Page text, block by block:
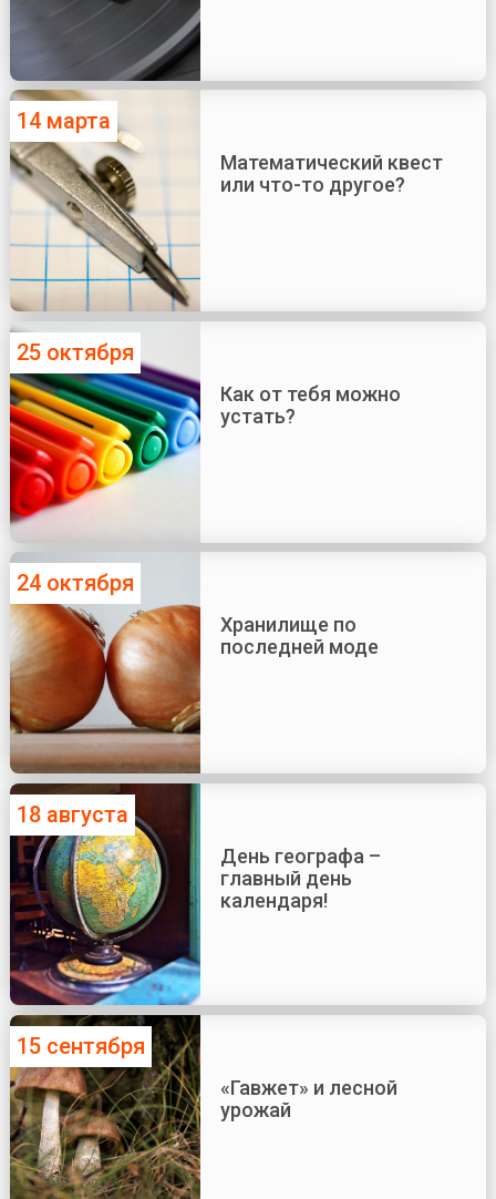
14 марта
Математический квест
или что-то другое?
25 октября
Как от тебя можно
устать?
24 октября
Хранилище по
последней моде
18 августа
День географа –
главный день
календаря!
15 сентября
«Гавжет» и лесной
урожай